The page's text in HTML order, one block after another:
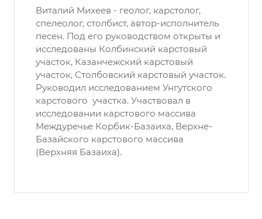
Виталий Михеев - геолог, карстолог,
спелеолог, столбист, автор-исполнитель
песен. Под его руководством открыты и
исследованы Колбинский карстовый
участок, Казанчежский карстовый
участок, Столбовский карстовый участок.
Руководил исследованием Унгутского
карстового участка. Участвовал в
исследовании карстового массива
Междуречье Корбик-Базаиха, Верхне-
Базайского карстового массива
(Верхняя Базаиха).